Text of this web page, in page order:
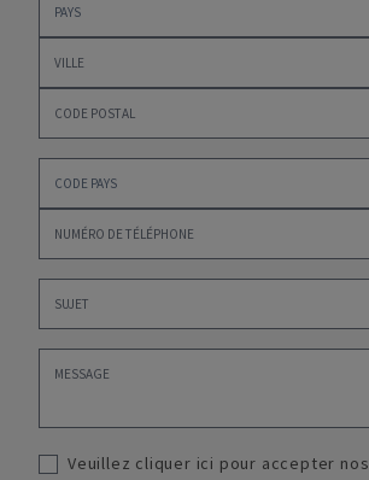
Veuillez cliquer ici pour accepter nos